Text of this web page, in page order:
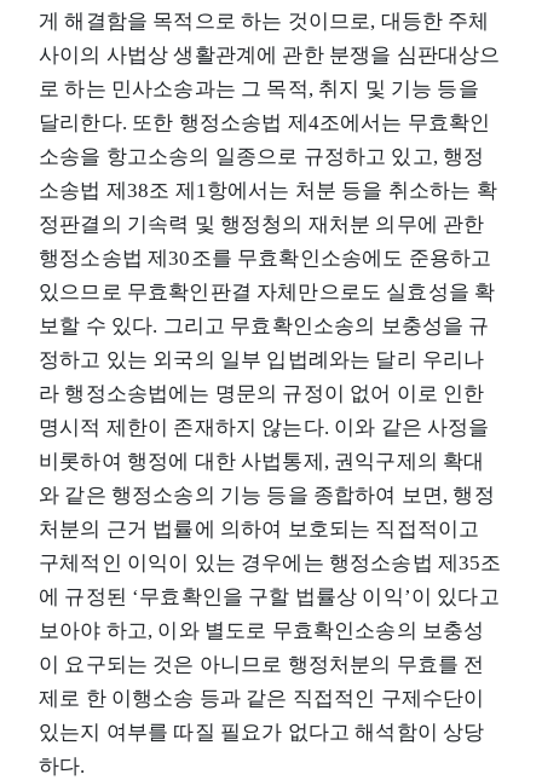
게 해결함을 목적으로 하는 것이므로, 대등한 주체
사이의 사법상 생활관계에 관한 분쟁을 심판대상으
로 하는 민사소송과는 그 목적, 취지 및 기능 등을
달리한다. 또한 행정소송법 제4조에서는 무효확인
소송을 항고소송의 일종으로 규정하고 있고, 행정
소송법 제38조 제1항에서는 처분 등을 취소하는 확
정판결의 기속력 및 행정청의 재처분 의무에 관한
행정소송법 제30조를 무효확인소송에도 준용하고
있으므로 무효확인판결 자체만으로도 실효성을 확
보할 수 있다. 그리고 무효확인소송의 보충성을 규
정하고 있는 외국의 일부 입법례와는 달리 우리나
라 행정소송법에는 명문의 규정이 없어 이로 인한
명시적 제한이 존재하지 않는다. 이와 같은 사정을
비롯하여 행정에 대한 사법통제, 권익구제의 확대
와 같은 행정소송의 기능 등을 종합하여 보면, 행정
처분의 근거 법률에 의하여 보호되는 직접적이고
구체적인 이익이 있는 경우에는 행정소송법 제35조
에 규정된 ‘무효확인을 구할 법률상 이익’이 있다고
보아야 하고, 이와 별도로 무효확인소송의 보충성
이 요구되는 것은 아니므로 행정처분의 무효를 전
제로 한 이행소송 등과 같은 직접적인 구제수단이
있는지 여부를 따질 필요가 없다고 해석함이 상당
하다.